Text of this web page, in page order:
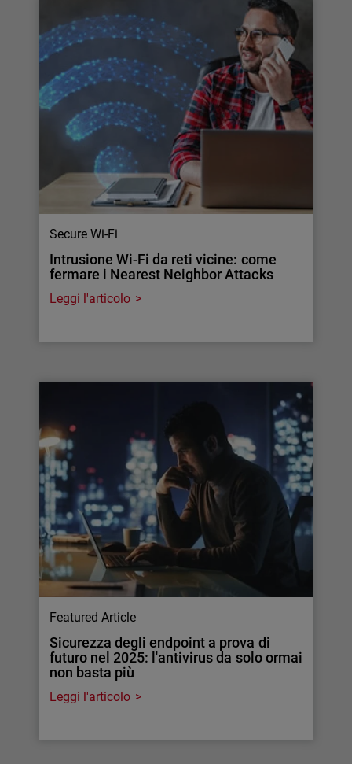
Secure Wi-Fi
Intrusione Wi-Fi da reti vicine: come
fermare i Nearest Neighbor Attacks
Leggi l'articolo
Featured Article
Sicurezza degli endpoint a prova di
futuro nel 2025: l'antivirus da solo ormai
non basta più
Leggi l'articolo